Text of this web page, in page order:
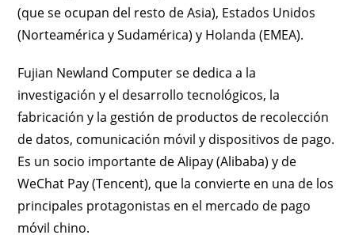
(que se ocupan del resto de Asia), Estados Unidos
(Norteamérica y Sudamérica) y Holanda (EMEA).
Fujian Newland Computer se dedica a la
investigación y el desarrollo tecnológicos, la
fabricación y la gestión de productos de recolección
de datos, comunicación móvil y dispositivos de pago.
Es un socio importante de Alipay (Alibaba) y de
WeChat Pay (Tencent), que la convierte en una de los
principales protagonistas en el mercado de pago
móvil chino.